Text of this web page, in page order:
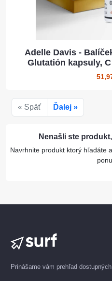
Adelle Davis -
Glutatión kapsuly,
« Späť Ďalej »
Nenašli ste
Navrhnite produkt ktorý hľadáte
Prinášame vám prehľad